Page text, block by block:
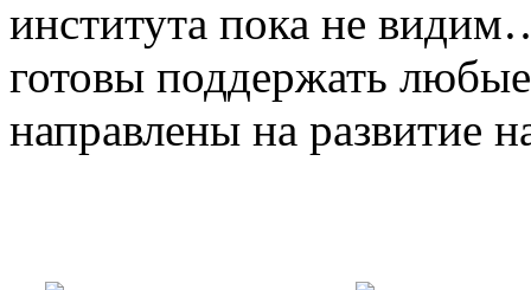
института пока не
готовы поддержать
направлены на развитие